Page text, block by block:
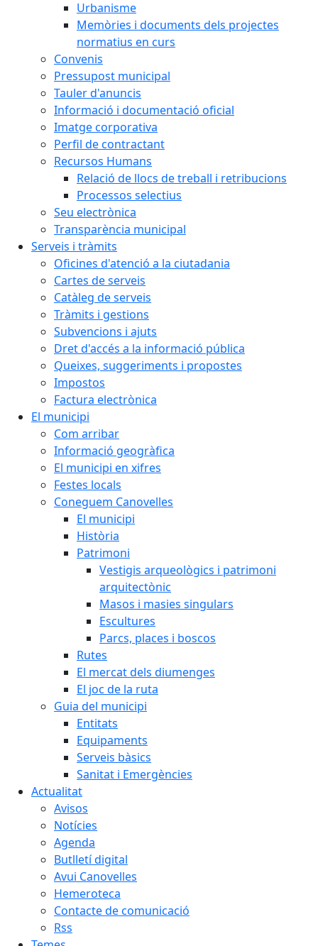
Urbanisme
Memòries i documents dels projectes
normatius en curs
Convenis
Pressupost municipal
Tauler d'anuncis
Informació i documentació oficial
Imatge corporativa
Perfil de contractant
Recursos Humans
Relació de llocs de treball i retribucions
Processos selectius
Seu electrònica
Transparència municipal
Serveis i tràmits
Oficines d'atenció a la ciutadania
Cartes de serveis
Catàleg de serveis
Tràmits i gestions
Subvencions i ajuts
Dret d'accés a la informació pública
Queixes, suggeriments i propostes
Impostos
Factura electrònica
El municipi
Com arribar
Informació geogràfica
El municipi en xifres
Festes locals
Coneguem Canovelles
El municipi
Història
Patrimoni
Vestigis arqueològics i patrimoni
arquitectònic
Masos i masies singulars
Escultures
Parcs, places i boscos
Rutes
El mercat dels diumenges
El joc de la ruta
Guia del municipi
Entitats
Equipaments
Serveis bàsics
Sanitat i Emergències
Actualitat
Avisos
Notícies
Agenda
Butlletí digital
Avui Canovelles
Hemeroteca
Contacte de comunicació
Rss